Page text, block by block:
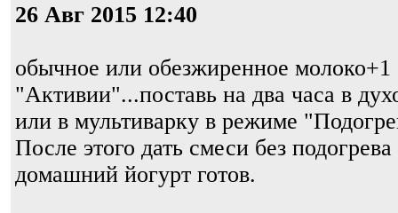
26 Авг 2015 12:40
обычное или обезжиренное
"Активии"...поставь на два часа в
или в мультиварку в режиме
После этого дать смеси без
домашний йогурт готов.